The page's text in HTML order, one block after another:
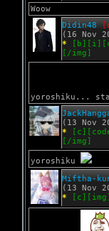
Woow
Didin48
(16 Nov
*
[/img]
yoroshiku...
(13 Nov
*
[/img]
yoroshiku
Miftha-
(13 Nov
*